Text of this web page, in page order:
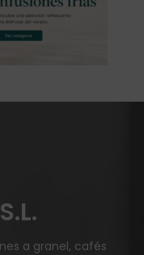
a granel, cafés